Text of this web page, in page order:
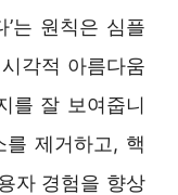
’는 원칙은 심플
각적 아름다움
를 잘 보여줍니
를 제거하고, 핵
자 경험을 향상